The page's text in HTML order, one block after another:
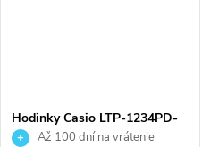
Hodinky Casio LTP-1234PD-
7BEGAž 100 dní na vrátenie